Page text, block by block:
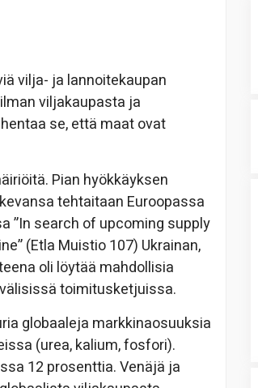
vilja- ja lannoitekaupan
viljakaupasta ja
se, että maat ovat
Pian hyökkäyksen
tehtaitaan Euroopassa
”In search of upcoming supply
(Etla Muistio 107) Ukrainan,
oli löytää mahdollisia
toimitusketjuissa.
globaaleja markkinaosuuksia
(urea, kalium, fosfori).
12 prosenttia. Venäjä ja